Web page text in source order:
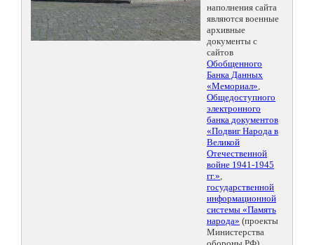
наполнения сайта
являются военные
архивные
документы с
сайтов
Обобщенного
Банка Данных
«Мемориал»,
Общедоступного
электронного
банка документов
«Подвиг Народа в
Великой
Отечественной
войне 1941-1945
гг.»,
государственной
информационной
системы «Память
народа» (проекты
Министерства